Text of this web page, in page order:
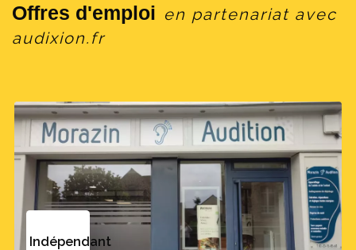
modèle de celui du 100 %
Santé, [garantissant] un haut
pour en permettre
l’accessibilité à toutes et tous.
Lucie Redonnet, du Synam.
Offres d'emploi en partenariat avec
audixion.fr
Indépendant